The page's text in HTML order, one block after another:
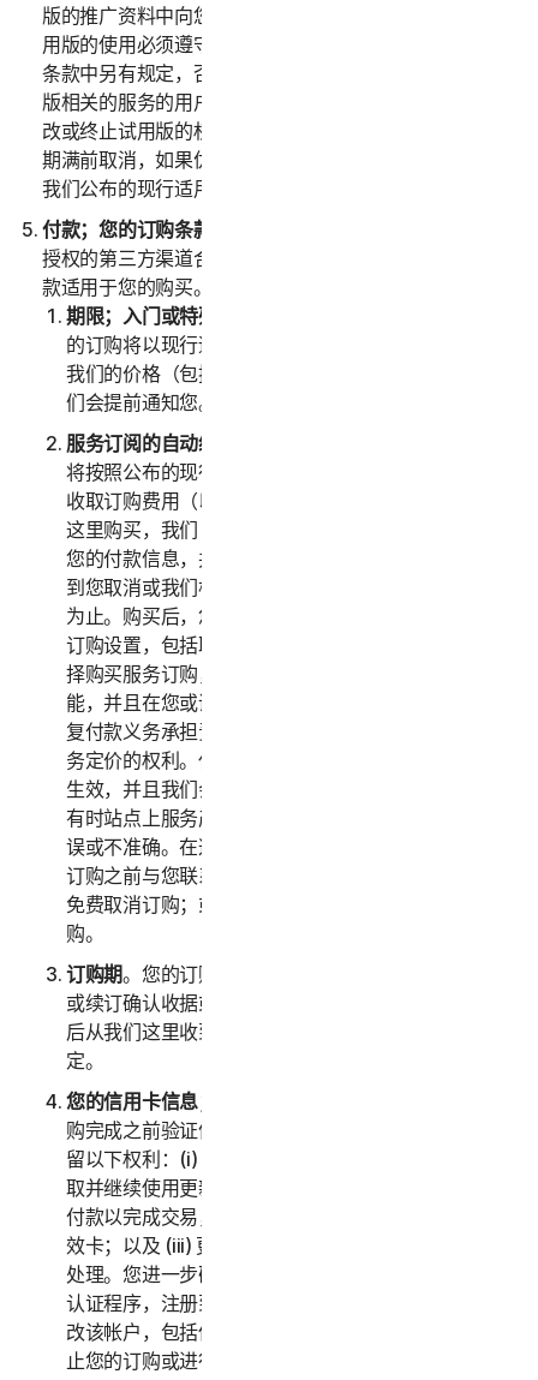
版的推广资料中向您提供试用版的专用条款，并且您对试
用版的使用必须遵守这些专用条款。除非试用优惠的专用
条款中另有规定，否则试用版仅适合之前尚未订购与试用
版相关的服务的用户。我们保留经自行决定于任何时候修
改或终止试用版的权利，恕不另行通知。除非您在试用版
期满前取消，如果优惠中包含订购，则您的订购将自动以
我们公布的现行适用价格续订。
付款；您的订购条款
授权的第三方渠道合作伙伴购买服务订购，则这些付款条
款适用于您的购买。
期限；入门或特殊优惠
的订购将以现行适用价格自动续订，直到您取消为止。
我们的价格（包括任何续订价格）随时会有浮动，但我
们会提前通知您。
服务订阅的自动续订。
将按照公布的现行适用价格（加上任何适用税费）向您
收取订购费用（以下统称“
这里购买，我们（或我们的第三方付款处理商）将存储
您的付款信息，并且在您的续订日期自动向您收费，直
到您取消或我们根据本 LSA 终止您的访问或使用服务
为止。购买后，您可随时前往
订购设置，包括取消自动续订。通过接受本 LSA 并选
择购买服务订购，即表示您确认订购具有重复付款功
能，并且在您或诺顿卫复客取消订购之前，您对所有重
复付款义务承担责任。诺顿卫复客保留随时变更任何服
务定价的权利。任何价格变更将于下一次订购续订日期
生效，并且我们会提前通知您。尽管我们竭尽全力，但
有时站点上服务产品的价格或说明可能会无意间发生错
误或不准确。在这种情况下，诺顿卫复客将在确认您的
订购之前与您联系以获取指示，并且您可以选择：(i)
免费取消订购；或者 (ii) 根据修改后的信息继续进行订
购。
订购期。您的订购期（以下称“
或续订确认收据或电子邮件（例如，您在购买服务订购
后从我们这里收到的购买或确认电子邮件）中进行规
定。
您的信用卡信息；订购购买的接受
购完成之前验证信用卡/借记卡付款的权利。我们还保
留以下权利：(i) 从卡品牌方以电子方式（如适用）获
取并继续使用更新的信用卡帐户信息；(ii) 重试失败的
付款以完成交易，包括但不限于重试延长过期日期的失
效卡；以及 (iii) 更改或变更授权第三方以协助进行付款
处理。您进一步确认并同意，根据我们现行的客户身份
认证程序，注册到您帐户的另一位成年客户可以授权更
改该帐户，包括但不限于更改付款方式或服务，包括终
止您的订购或进行可能会导致额外费用的变更。在任何